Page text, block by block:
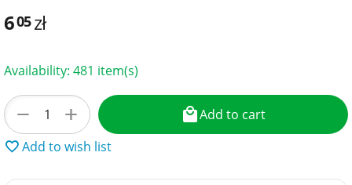
605zł
Availability: 481 item(s)
+
−
Add to cart
Add to wish list